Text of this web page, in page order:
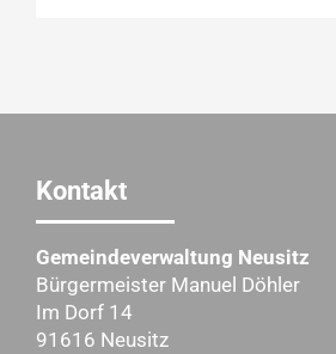
Kontakt
Gemeindeverwaltung Neusitz
Bürgermeister Manuel Döhler
Im Dorf 14
91616 Neusitz